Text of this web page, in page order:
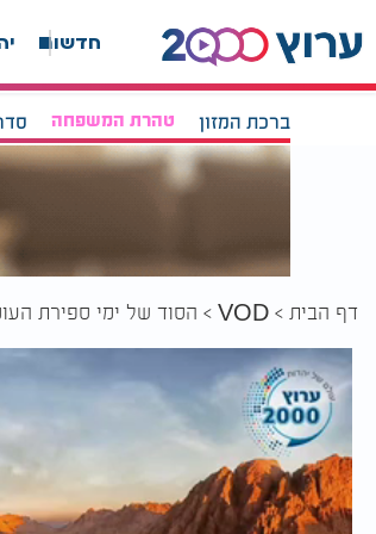
חדשות
ברכת המזון טהרת המשפחה
דף הבית VOD הסוד של ימי ספירת